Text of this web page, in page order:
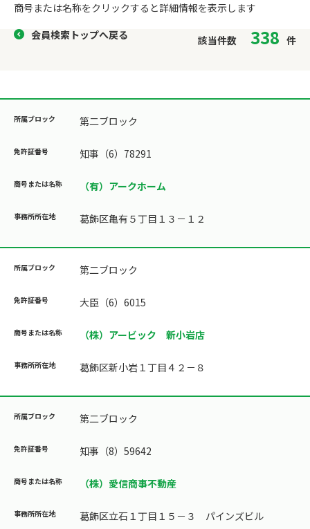
商号または名称をクリックすると詳細情報を表⽰します
会員検索トップへ戻る
該当件数 338 件
第二ブロック
知事（6）78291
（有）アークホーム
葛飾区亀有５丁目１３－１２
第二ブロック
大臣（6）6015
（株）アービック 新小岩店
葛飾区新小岩１丁目４２－８
第二ブロック
知事（8）59642
（株）愛信商事不動産
葛飾区立石１丁目１５－３ パインズビル